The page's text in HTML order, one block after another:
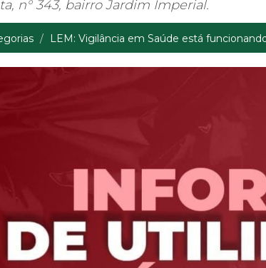
n° 343, bairro Jardim Imperial.
LEM: Vigilância em Saúde está